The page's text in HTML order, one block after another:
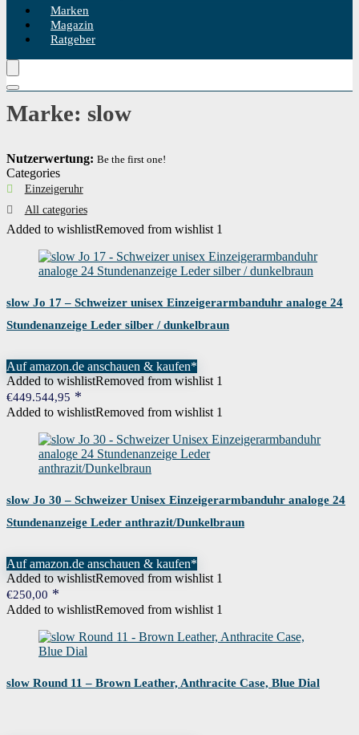
Marken
Magazin
Ratgeber
Marke: slow
Nutzerwertung: Be the first one!
Categories
Einzeigeruhr
All categories
Added to wishlistRemoved from wishlist 1
slow Jo 17 – Schweizer unisex Einzeigerarmbanduhr analoge 24
Stundenanzeige Leder silber / dunkelbraun
Auf amazon.de anschauen & kaufen*
Added to wishlistRemoved from wishlist 1
€449.544,95
Added to wishlistRemoved from wishlist 1
slow Jo 30 – Schweizer Unisex Einzeigerarmbanduhr analoge 24
Stundenanzeige Leder anthrazit/Dunkelbraun
Auf amazon.de anschauen & kaufen*
Added to wishlistRemoved from wishlist 1
€250,00
Added to wishlistRemoved from wishlist 1
slow Round 11 – Brown Leather, Anthracite Case, Blue Dial